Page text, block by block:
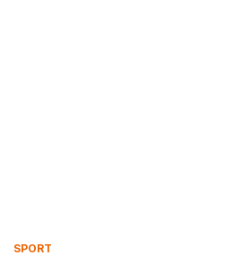
SPORT